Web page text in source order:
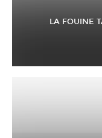
LA FOUINE